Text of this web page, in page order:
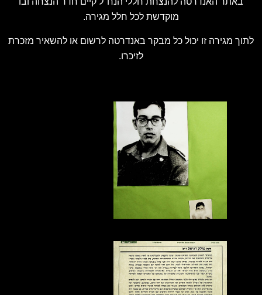
מוקדשת לכל חלל מגירה.
לתוך מגירה זו יכול כל מבקר באנדרטה לרשום או להשאיר מזכרת
לזיכרו.